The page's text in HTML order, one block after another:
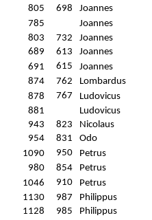
805
698 Joannes
785
Joannes
803
732 Joannes
689
613
Joannes
691
615
Joannes
874
762
Lombardus
878
767 Ludovicus
881
Ludovicus
943
823 Nicolaus
954
831 Odo
1090
950 Petrus
980
854
Petrus
1046
910 Petrus
1130
987 Philippus
1128
985 Philippus